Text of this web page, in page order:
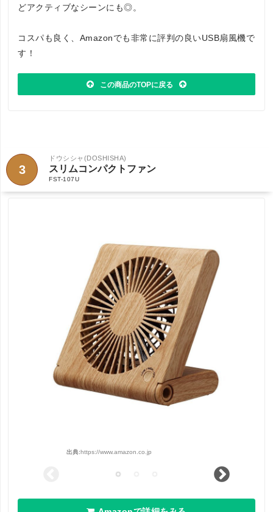
どアクティブなシーンにも◎。
コスパも良く、Amazonでも非常に評判の良いUSB扇風機で
す！
この商品のTOPに戻る
3
ドウシシャ(DOSHISHA)
スリムコンパクトファン
FST-107U
出典:https://www.amazon.co.jp